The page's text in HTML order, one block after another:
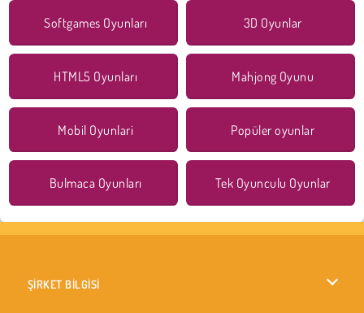
Softgames Oyunları 3D Oyunlar
HTML5 Oyunları Mahjong Oyunu
Mobil Oyunlari Popüler oyunlar
Bulmaca Oyunları Tek Oyunculu Oyunlar
ŞİRKET BİLGİSİ